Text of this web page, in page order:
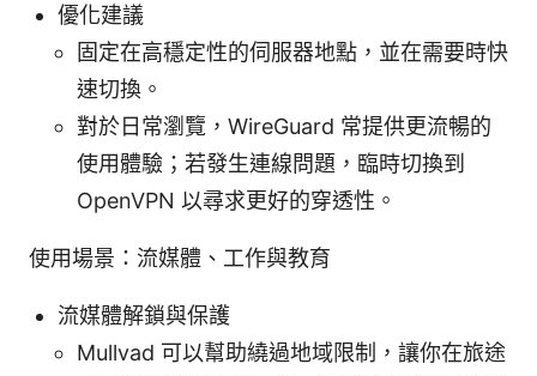
優化建議
固定在高穩定性的伺服器地點，並在需要時快
速切換。
對於日常瀏覽，WireGuard 常提供更流暢的
使用體驗；若發生連線問題，臨時切換到
OpenVPN 以尋求更好的穿透性。
使用場景：流媒體、工作與教育
流媒體解鎖與保護
Mullvad 可以幫助繞過地域限制，讓你在旅途